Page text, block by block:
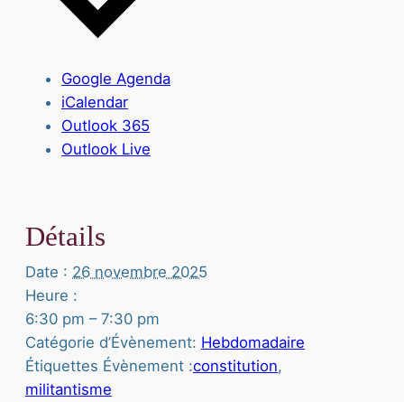
Google Agenda
iCalendar
Outlook 365
Outlook Live
Détails
Date : 26 novembre 2025
Heure :
6:30 pm – 7:30 pm
Catégorie d’Évènement: Hebdomadaire
Étiquettes Évènement :constitution,
militantisme